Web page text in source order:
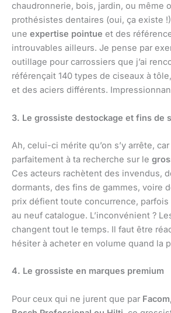
chaudronnerie, bois, jardin, ou même
prothésistes dentaires (oui, ça existe
une expertise pointue et des
introuvables ailleurs. Je pense par
outillage pour carrossiers que j’ai
référençait 140 types de ciseaux à
et des aciers différents.
3. Le grossiste destockage et fins de
Ah, celui-ci mérite qu’on s’y arrête,
parfaitement à ta recherche sur le
Ces acteurs rachètent des invendus,
dormants, des fins de gammes, voire
prix défient toute concurrence, parfois
au neuf catalogue. L’inconvénient ?
changent tout le temps. Il faut être
hésiter à acheter en volume quand la
4. Le grossiste en marques premium
Pour ceux qui ne jurent que par